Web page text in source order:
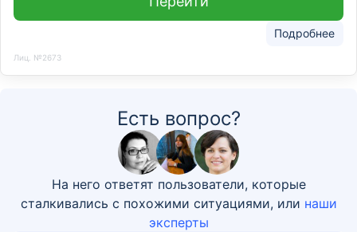
Подробнее
Лиц. №2673
Есть вопрос?
На него ответят пользователи, которые
сталкивались с похожими ситуациями, или наши
эксперты